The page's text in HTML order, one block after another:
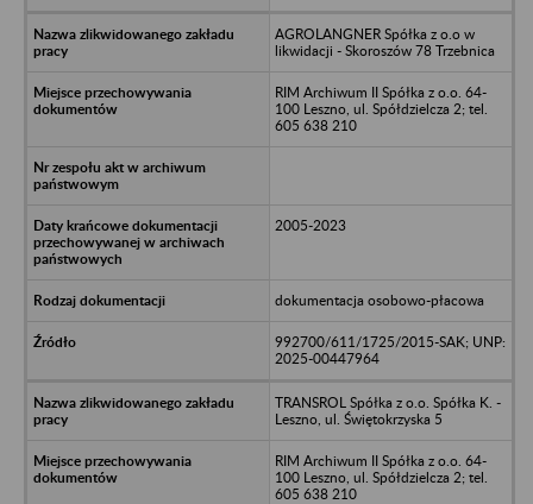
AGROLANGNER Spółka z o.o w
likwidacji - Skoroszów 78 Trzebnica
RIM Archiwum II Spółka z o.o. 64-
100 Leszno, ul. Spółdzielcza 2; tel.
605 638 210
2005-2023
dokumentacja osobowo-płacowa
992700/611/1725/2015-SAK; UNP:
2025-00447964
TRANSROL Spółka z o.o. Spółka K. -
Leszno, ul. Świętokrzyska 5
RIM Archiwum II Spółka z o.o. 64-
100 Leszno, ul. Spółdzielcza 2; tel.
605 638 210